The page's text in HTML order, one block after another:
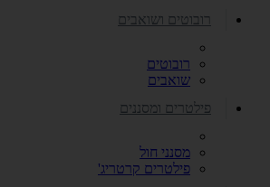
רובוטים ושואבים
רובוטים
שואבים
פילטרים ומסננים
מסנני חול
פילטרים קרטריג'